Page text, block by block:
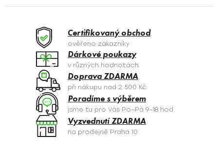
c
r
v
k
y
v
ý
p
i
s
u
K
O
V
Á
N
Í
Certifikovaný obchod
ověřeno zákazníky
Dárkové poukazy
v různých hodnotách
Doprava ZDARMA
při nákupu nad 2 500 Kč
Poradíme s výběrem
jsme tu pro Vás Po–Pá 9–18 hod.
Vyzvednutí ZDARMA
na prodejně Praha 10